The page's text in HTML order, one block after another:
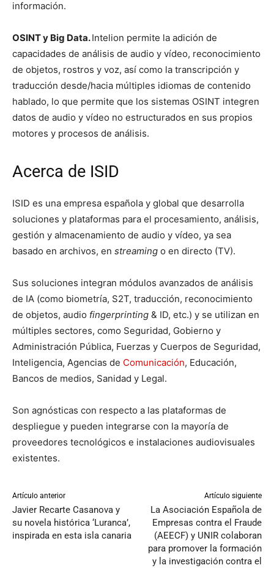
información.
OSINT y Big Data.Intelion permite la adición de
capacidades de análisis de audio y vídeo, reconocimiento
de objetos, rostros y voz, así como la transcripción y
traducción desde/hacia múltiples idiomas de contenido
hablado, lo que permite que los sistemas OSINT integren
datos de audio y vídeo no estructurados en sus propios
motores y procesos de análisis.
Acerca de ISID
ISID es una empresa española y global que desarrolla
soluciones y plataformas para el procesamiento, análisis,
gestión y almacenamiento de audio y vídeo, ya sea
basado en archivos, en streaming o en directo (TV).
Sus soluciones integran módulos avanzados de análisis
de IA (como biometría, S2T, traducción, reconocimiento
de objetos, audio fingerprinting & ID, etc.) y se utilizan en
múltiples sectores, como Seguridad, Gobierno y
Administración Pública, Fuerzas y Cuerpos de Seguridad,
Inteligencia, Agencias de Comunicación, Educación,
Bancos de medios, Sanidad y Legal.
Son agnósticas con respecto a las plataformas de
despliegue y pueden integrarse con la mayoría de
proveedores tecnológicos e instalaciones audiovisuales
existentes.
Artículo anterior
Javier Recarte Casanova y
su novela histórica ‘Luranca’,
inspirada en esta isla canaria
Artículo siguiente
La Asociación Española de
Empresas contra el Fraude
(AEECF) y UNIR colaboran
para promover la formación
y la investigación contra el